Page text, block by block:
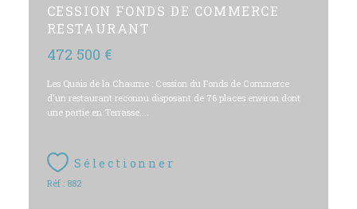
CESSION FONDS DE COMMERCE
RESTAURANT
472 500 €
Les Quais de la Chaume : Cession du Fonds de Commerce
d'un restaurant reconnu disposant de 76 places environ dont
une partie en Terrasse....
Sélectionner
Réf : 882